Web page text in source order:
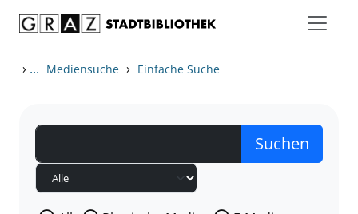
› ... Mediensuche › Einfache Suche